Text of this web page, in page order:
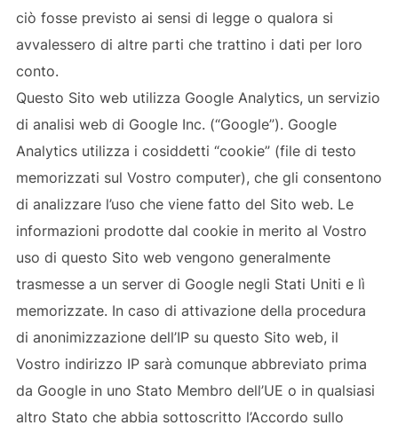
ciò fosse previsto ai sensi di legge o qualora si
avvalessero di altre parti che trattino i dati per loro
conto.
Questo Sito web utilizza Google Analytics, un servizio
di analisi web di Google Inc. (“Google”). Google
Analytics utilizza i cosiddetti “cookie” (file di testo
memorizzati sul Vostro computer), che gli consentono
di analizzare l’uso che viene fatto del Sito web. Le
informazioni prodotte dal cookie in merito al Vostro
uso di questo Sito web vengono generalmente
trasmesse a un server di Google negli Stati Uniti e lì
memorizzate. In caso di attivazione della procedura
di anonimizzazione dell’IP su questo Sito web, il
Vostro indirizzo IP sarà comunque abbreviato prima
da Google in uno Stato Membro dell’UE o in qualsiasi
altro Stato che abbia sottoscritto l’Accordo sullo